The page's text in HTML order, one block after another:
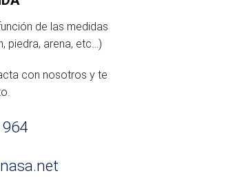
de las medidas
piedra, arena, etc…)
con nosotros y te